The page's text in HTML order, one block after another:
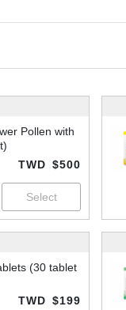
Pollen with
TWD $500
(30 tablet
TWD $199